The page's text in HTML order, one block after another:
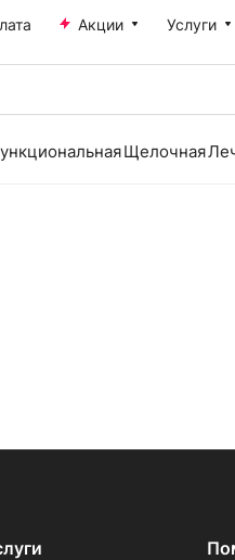
Акции Услуги
Щелочная